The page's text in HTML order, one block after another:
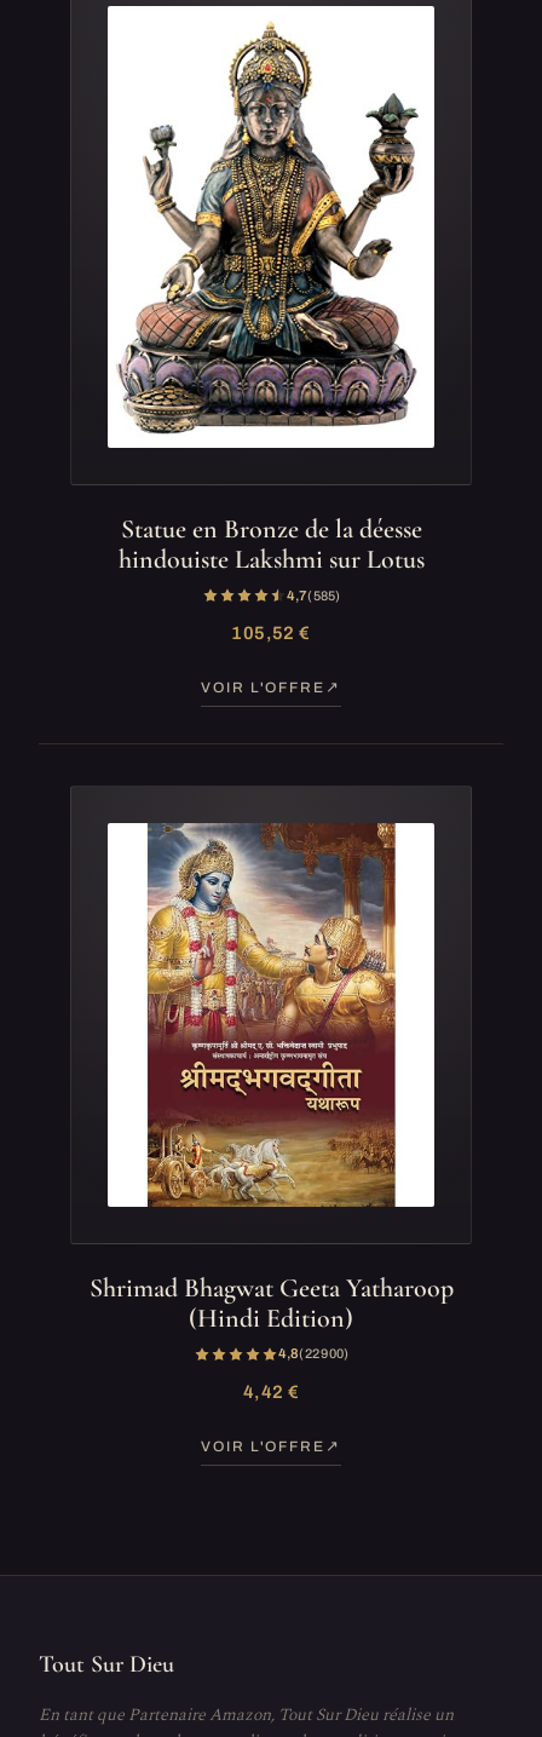
Statue en Bronze de la déesse
hindouiste Lakshmi sur Lotus
4,7(585)
105,52 €
VOIR L'OFFRE
Shrimad Bhagwat Geeta Yatharoop
(Hindi Edition)
4,8(22 900)
4,42 €
VOIR L'OFFRE
Tout Sur Dieu
En tant que Partenaire Amazon, Tout Sur Dieu réalise un